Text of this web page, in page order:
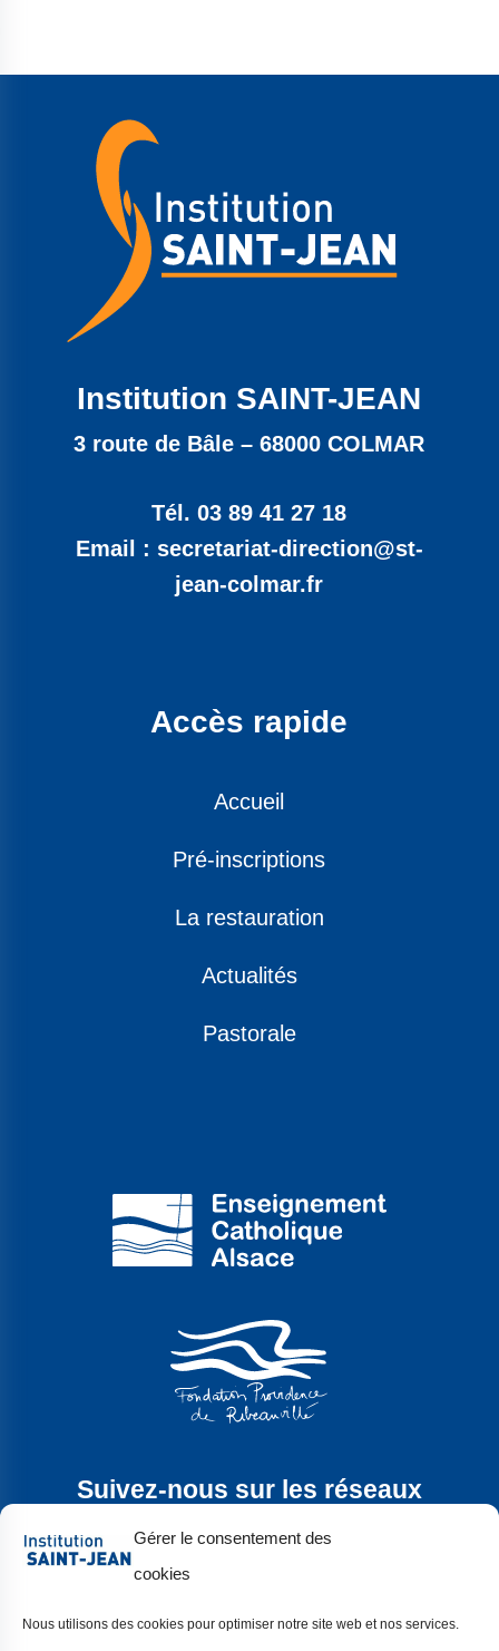
Gérer le consentement des
cookies
Nous utilisons des cookies pour optimiser notre site web et nos services.
Institution SAINT-JEAN
3 route de Bâle – 68000 COLMAR
Tél. 03 89 41 27 18
Email : secretariat-direction@st-
jean-colmar.fr
Accès rapide
Accueil
Pré-inscriptions
La restauration
Actualités
Pastorale
Suivez-nous sur les réseaux